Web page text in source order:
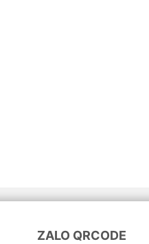
ZALO QRCODE